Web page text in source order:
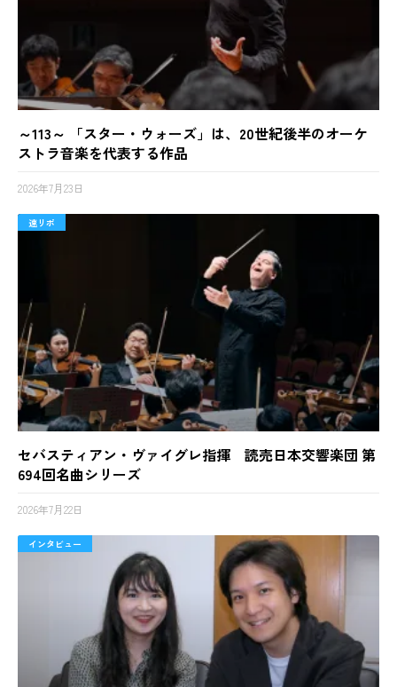
～113～ 「スター・ウォーズ」は、20世紀後半のオーケ
ストラ音楽を代表する作品
2026年7月23日
速リポ
セバスティアン・ヴァイグレ指揮 読売日本交響楽団 第
694回名曲シリーズ
2026年7月22日
インタビュー